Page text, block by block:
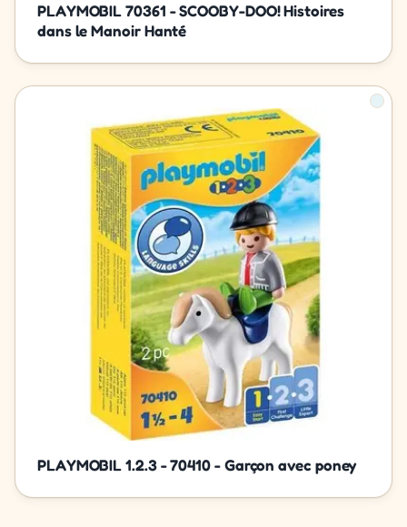
PLAYMOBIL 70361 - SCOOBY-DOO! Histoires
dans le Manoir Hanté
PLAYMOBIL 1.2.3 - 70410 - Garçon avec poney